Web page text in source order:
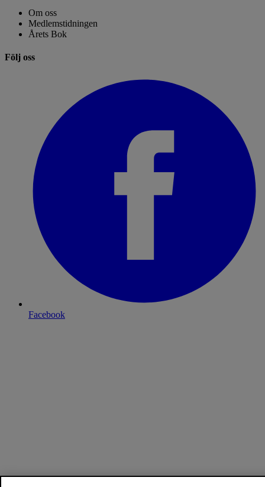
Om oss
Medlemstidningen
Årets Bok
Följ oss
Facebook